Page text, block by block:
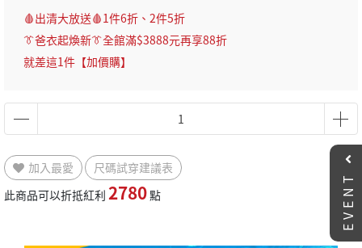
🩸出清大放送🩸1件6折、2件5折
👔爸衣起煥新👔全館滿$3888元再享88折
就差這1件【加價購】
加入最愛
尺碼試穿建議表
此商品可以折抵紅利 2780點 EVENT